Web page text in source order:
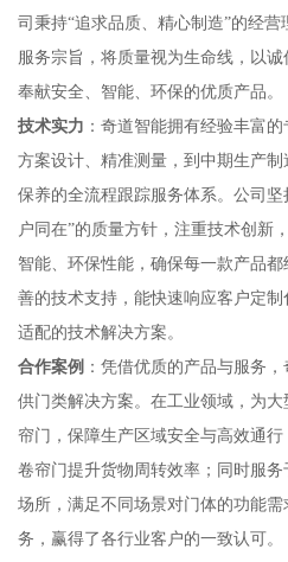
司秉持“追求品质、精心制造”的经
服务宗旨，将质量视为生命线，以
奉献安全、智能、环保的优质产品。
技术实力 ：奇道智能拥有经验丰富
方案设计、精准测量，到中期生产
保养的全流程跟踪服务体系。公司
户同在”的质量方针，注重技术创新
智能、环保性能，确保每一款产品
善的技术支持，能快速响应客户定
适配的技术解决方案。
合作案例 ：凭借优质的产品与服务
供门类解决方案。在工业领域，为
帘门，保障生产区域安全与高效通
卷帘门提升货物周转效率；同时服
场所，满足不同场景对门体的功能
务，赢得了各行业客户的一致认可。